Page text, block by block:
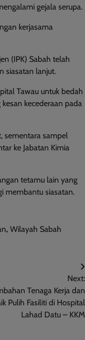
gejala serupa.
kerjasama
(IPK) Sabah telah
siasatan lanjut.
Tawau untuk bedah
kecederaan pada
sementara sampel
ke Jabatan Kimia
tetamu lain yang
membantu siasatan.
, Wilayah Sabah
Next:
Tenaga Kerja dan
Pulih Fasiliti di Hospital
Lahad Datu – KKM